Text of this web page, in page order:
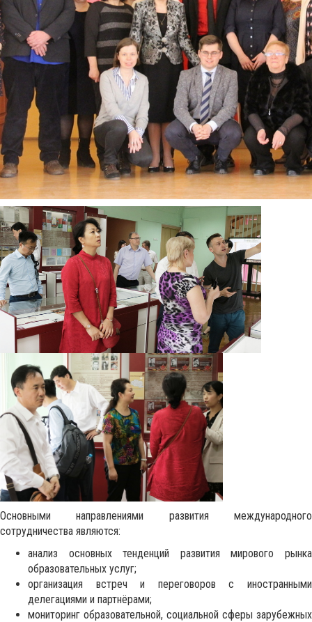
Основными направлениями развития международного
сотрудничества являются:
анализ основных тенденций развития мирового рынка
образовательных услуг;
организация встреч и переговоров с иностранными
делегациями и партнёрами;
мониторинг образовательной, социальной сферы зарубежных